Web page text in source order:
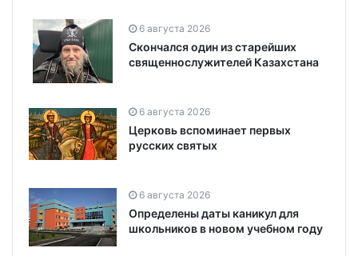
6 августа 2026
Скончался один из старейших
священнослужителей Казахстана
6 августа 2026
Церковь вспоминает первых
русских святых
6 августа 2026
Определены даты каникул для
школьников в новом учебном году